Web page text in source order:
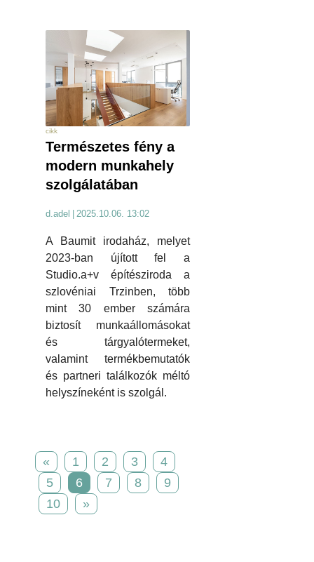
cikk
Természetes fény a
modern munkahely
szolgálatában
d.adel 2025.10.06. 13:02
A Baumit irodaház, melyet
2023-ban újított fel a
Studio.a+v építésziroda a
szlovéniai Trzinben, több
mint 30 ember számára
biztosít munkaállomásokat
és tárgyalótermeket,
valamint termékbemutatók
és partneri találkozók méltó
helyszíneként is szolgál.
« 1 2 3
4
5
6 7 8
9
10
»